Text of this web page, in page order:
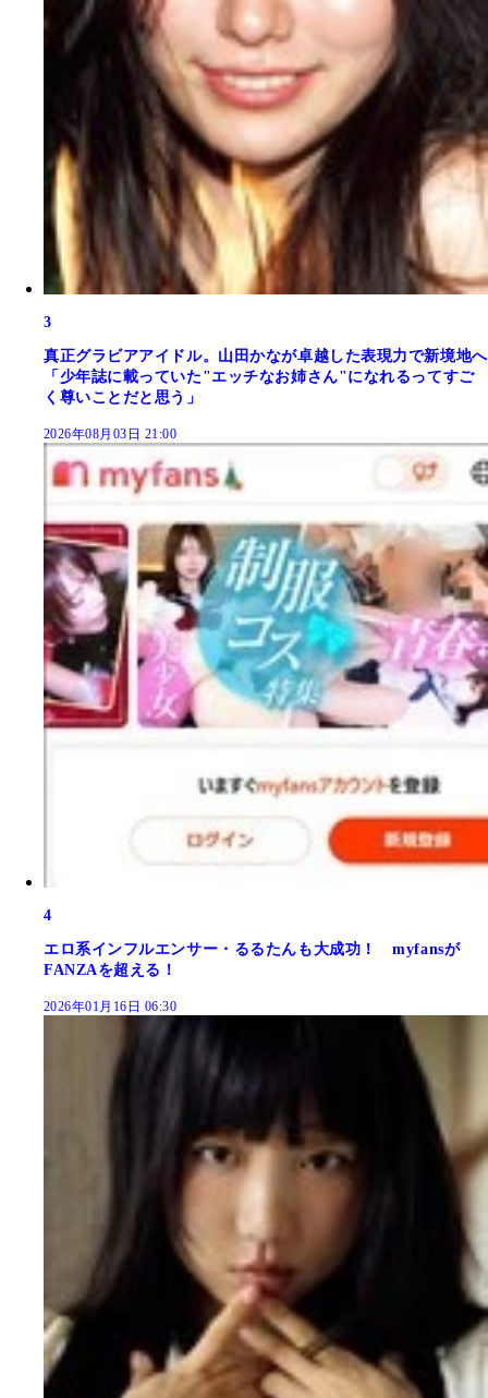
3
真正グラビアアイドル。山田かなが卓越した表現力で新境地へ
「少年誌に載っていた"エッチなお姉さん"になれるってすご
く尊いことだと思う」
2026年08月03日 21:00
4
エロ系インフルエンサー・るるたんも大成功！ myfansが
FANZAを超える！
2026年01月16日 06:30